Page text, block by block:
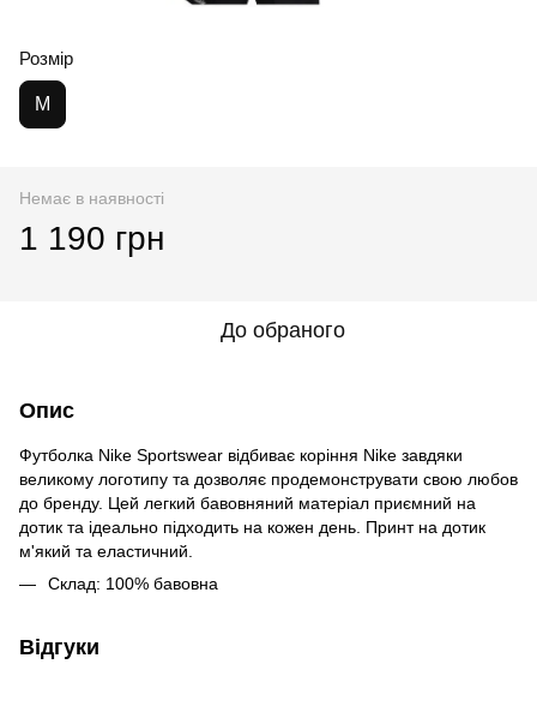
Розмір
M
Немає в наявності
1 190 грн
До обраного
Опис
Футболка Nike Sportswear відбиває коріння Nike завдяки
великому логотипу та дозволяє продемонструвати свою любов
до бренду. Цей легкий бавовняний матеріал приємний на
дотик та ідеально підходить на кожен день. Принт на дотик
м'який та еластичний.
Склад: 100% бавовна
Відгуки